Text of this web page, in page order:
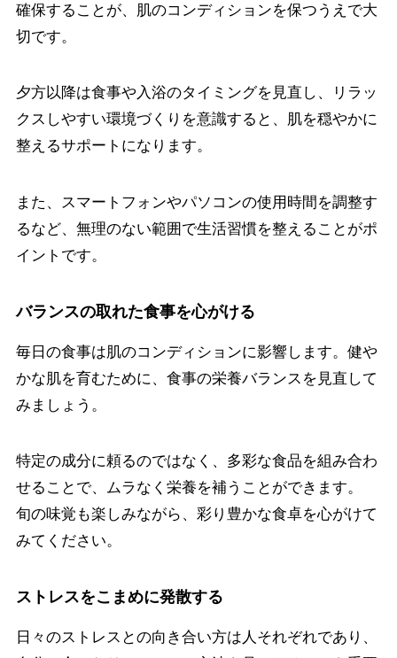
確保することが、肌のコンディションを保つうえで大
切です。
夕方以降は食事や入浴のタイミングを見直し、リラッ
クスしやすい環境づくりを意識すると、肌を穏やかに
整えるサポートになります。
また、スマートフォンやパソコンの使用時間を調整す
るなど、無理のない範囲で生活習慣を整えることがポ
イントです。
バランスの取れた食事を心がける
毎日の食事は肌のコンディションに影響します。健や
かな肌を育むために、食事の栄養バランスを見直して
みましょう。
特定の成分に頼るのではなく、多彩な食品を組み合わ
せることで、ムラなく栄養を補うことができます。
旬の味覚も楽しみながら、彩り豊かな食卓を心がけて
みてください。
ストレスをこまめに発散する
日々のストレスとの向き合い方は人それぞれであり、